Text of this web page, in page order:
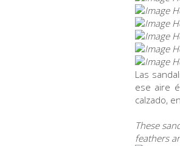
Las
ese aire
calzado, en
These
feathers